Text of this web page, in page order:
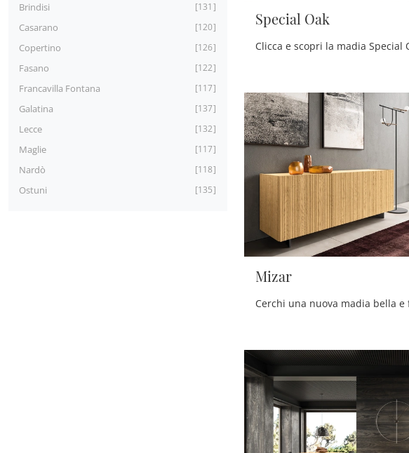
Brindisi 131
Casarano 120
Copertino 126
Fasano 122
Francavilla Fontana 117
Galatina 137
Lecce 132
Maglie 117
Nardò 118
Ostuni 135
Special Oak
Mizar